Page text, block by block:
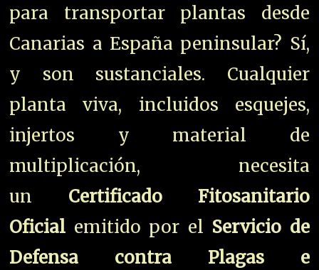
para transportar plantas desde
Canarias a España peninsular? Sí,
y son sustanciales. Cualquier
planta viva, incluidos esquejes,
injertos y material de
multiplicación, necesita
un Certificado Fitosanitario
Oficial emitido por el Servicio de
Defensa contra Plagas e